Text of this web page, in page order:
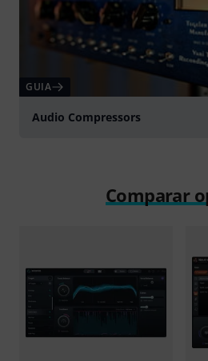
GUIA
Audio Compressors
Comparar